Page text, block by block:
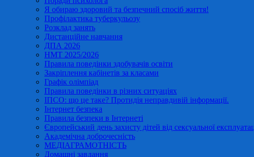
Я обираю здоровий та безпечний спосіб життя!
Профілактика туберкульозу
Розклад занять
Дистанційне навчання
ДПА 2026
НМТ 2025/2026
Правила поведінки здобувачів освіти
Закріплення кабінетів за класами
Графік олімпіад
Правила поведінки в різних ситуаціях
ІПСО: що це таке? Протидія неправдивій інформації.
Інтернет безпека
Правила безпеки в Інтернеті
Європейський день захисту дітей від сексуальної
Академічна доброчесність
МЕДІАГРАМОТНІСТЬ
Домашні завдання